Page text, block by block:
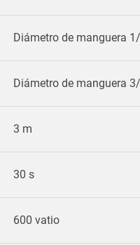
Diámetro de manguera
Diámetro de manguera
3 m
30 s
600 vatio